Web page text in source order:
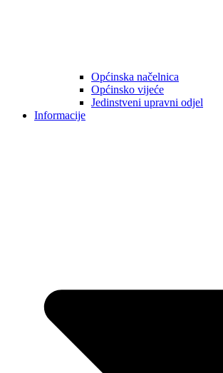
Općinska načelnica
Općinsko vijeće
Jedinstveni upravni odjel
Informacije